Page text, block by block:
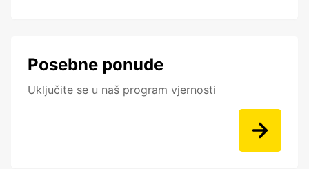
Posebne ponude
Uključite se u naš program vjernosti